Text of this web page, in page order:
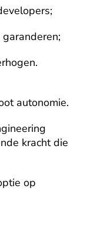
autonomie.
kracht die
op